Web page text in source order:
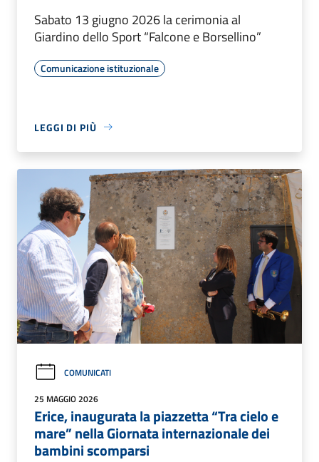
Sabato 13 giugno 2026 la cerimonia al
Giardino dello Sport “Falcone e Borsellino”
Comunicazione istituzionale
LEGGI DI PIÙ
COMUNICATI
25 MAGGIO 2026
Erice, inaugurata la piazzetta “Tra cielo e
mare” nella Giornata internazionale dei
bambini scomparsi